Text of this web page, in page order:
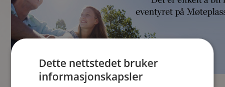
Dette nettstedet bruker
informasjonskapsler